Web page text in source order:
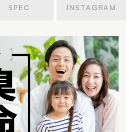
SPEC INSTAGRAM